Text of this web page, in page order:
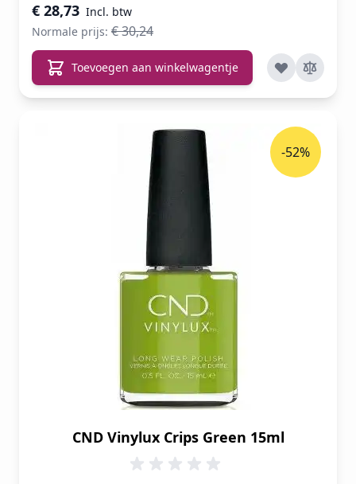
€ 28,73
Normale prijs: € 30,24
Toevoegen aan winkelwagentje
CND Vinylux Crips Green 15ml
-52%